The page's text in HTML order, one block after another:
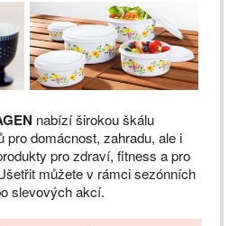
nabízí širokou škálu
pro domácnost, zahradu, ale i
pro zdraví, fitness a pro
můžete v rámci sezónních
slevových akcí.